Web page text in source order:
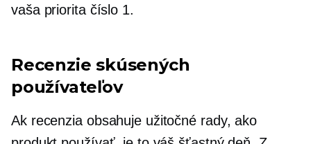
vaša priorita číslo 1.
Recenzie skúsených
používateľov
Ak recenzia obsahuje užitočné rady, ako